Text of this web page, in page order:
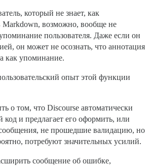
который не знает, как
Markdown, возможно, вообще не
пользователя. Даже если он
он может не осознать, что аннотация
как упоминание.
опыт этой функции
о том, что Discourse автоматически
код и предлагает его оформить, или
сообщения, не прошедшие валидацию, но
потребуют значительных усилий.
сообщение об ошибке,